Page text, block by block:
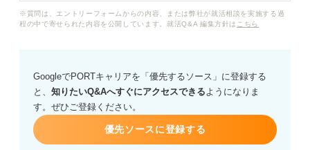
※質問は、エントリーフォームからの内容、または弊社が就活相談を実施する過
程の中で寄せられた内容を公開しています。就活Q&A 編集方針は こちら
GoogleでPORTキャリアを「優先するソース」に登録する
と、 知りたいQ&Aへすぐにアクセスできるようになりま
す。ぜひご登録ください。
優先ソースに登録する